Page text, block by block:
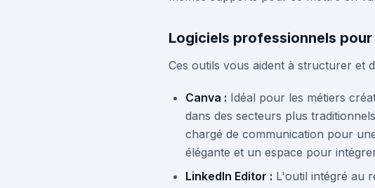
Logiciels professionnels
Ces outils vous aident à structurer et
Canva : Idéal pour les métiers
dans des secteurs plus
chargé de communication pour
élégante et un espace pour
LinkedIn Editor : L'outil intégré au